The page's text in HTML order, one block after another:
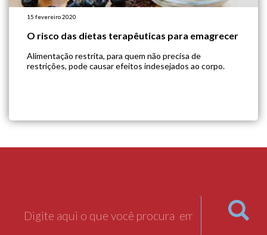
15 fevereiro 2020
O risco das dietas terapêuticas para emagrecer
Alimentação restrita, para quem não precisa de
restrições, pode causar efeitos indesejados ao corpo.